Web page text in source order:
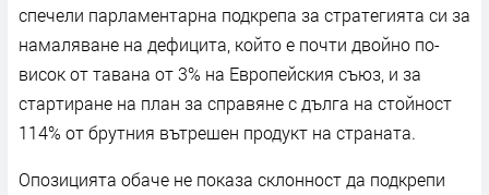
спечели парламентарна подкрепа за стратегията си за
намаляване на дефицита, който е почти двойно по-
висок от тавана от 3% на Европейския съюз, и за
стартиране на план за справяне с дълга на стойност
114% от брутния вътрешен продукт на страната.
Опозицията обаче не показа склонност да подкрепи